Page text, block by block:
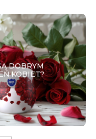
DOBRYM
KOBIET?